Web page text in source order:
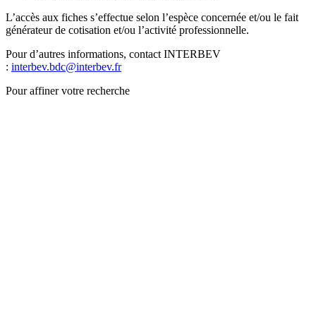
L’accès aux fiches s’effectue selon l’espèce concernée et/ou le fait
générateur de cotisation et/ou l’activité professionnelle.
Pour d’autres informations, contact INTERBEV
: interbev.bdc@interbev.fr
Pour affiner votre recherche